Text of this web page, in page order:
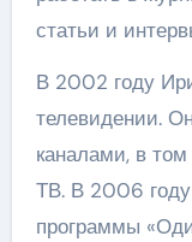
статьи и
В 2002 году
телевидении.
каналами, в
ТВ. В 2006
программы